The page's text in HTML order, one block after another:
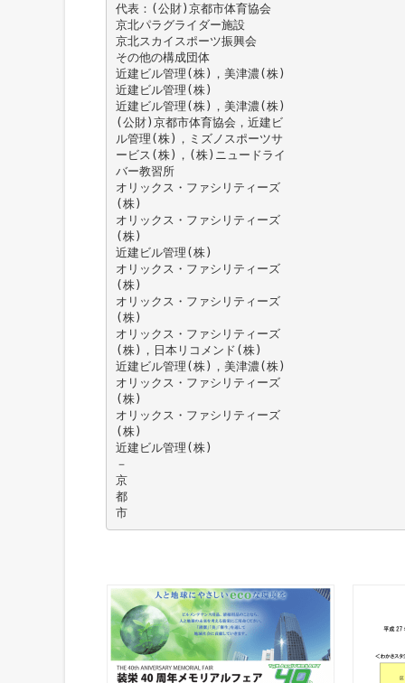
代表：(公財)京都市体育協会
京北パラグライダー施設
京北スカイスポーツ振興会
その他の構成団体
近建ビル管理(株)，美津濃(株)
近建ビル管理(株)
近建ビル管理(株)，美津濃(株)
(公財)京都市体育協会，近建ビ
ル管理(株)，ミズノスポーツサ
ービス(株)，(株)ニュードライ
バー教習所
オリックス・ファシリティーズ
(株)
オリックス・ファシリティーズ
(株)
近建ビル管理(株)
オリックス・ファシリティーズ
(株)
オリックス・ファシリティーズ
(株)
オリックス・ファシリティーズ
(株)，日本リコメンド(株)
近建ビル管理(株)，美津濃(株)
オリックス・ファシリティーズ
(株)
オリックス・ファシリティーズ
(株)
近建ビル管理(株)
－
京
都
市